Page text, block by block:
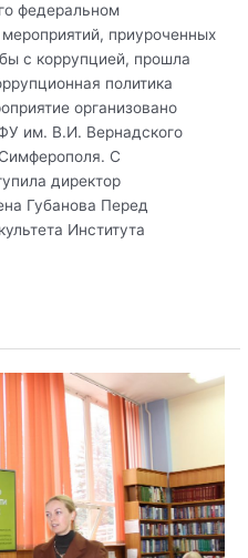
федеральном
приуроченных
с коррупцией, прошла
политика
организовано
им. В.И. Вернадского
С
директор
Губанова Перед
Института